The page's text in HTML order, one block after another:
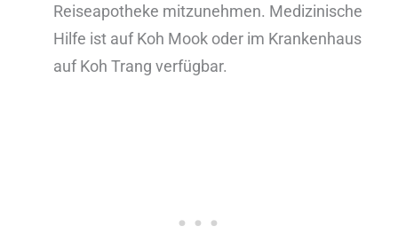
Reiseapotheke mitzunehmen. Medizinische
Hilfe ist auf Koh Mook oder im Krankenhaus
auf Koh Trang verfügbar.